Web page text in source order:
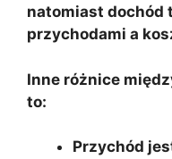
natomiast dochód
przychodami a
Inne różnice
to:
Przychód